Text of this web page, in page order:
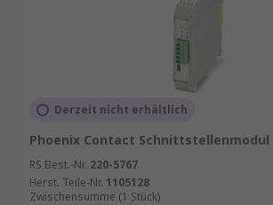
Derzeit nicht erhältlich
Phoenix Contact Schnittstellenmodul
RS Best.-Nr. 220-5767
Herst. Teile-Nr. 1105128
Zwischensumme (1 Stück)